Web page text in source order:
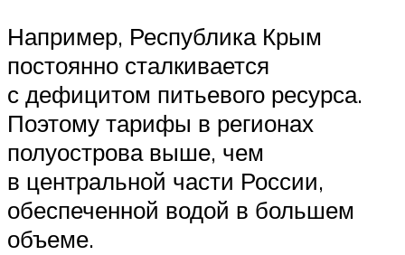
Например, Республика Крым
постоянно сталкивается
с дефицитом питьевого ресурса.
Поэтому тарифы в регионах
полуострова выше, чем
в центральной части России,
обеспеченной водой в большем
объеме.